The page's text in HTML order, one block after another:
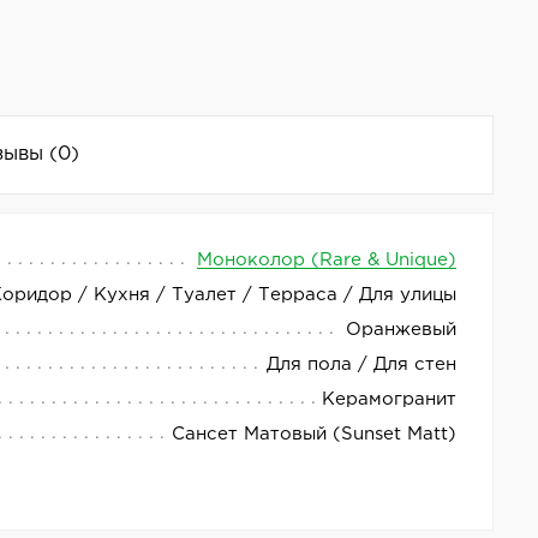
(0)
Моноколор (Rare & Unique)
/ Кухня / Туалет / Терраса / Для улицы
Оранжевый
Для пола / Для стен
Керамогранит
Сансет Матовый (Sunset Matt)
и экстерьера. Коллекция Design Colors от
и инноваций.
идеально подходит для создания уютных и
вид на протяжении многих лет,